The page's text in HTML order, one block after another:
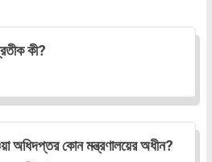
কী?
অধিদপ্তর কোন মন্ত্রণালয়ের অধীন?